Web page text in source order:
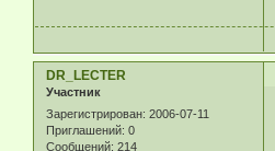
DR_LECTER
Участник
Зарегистрирован: 2006-07-11
Приглашений: 0
Сообщений: 214